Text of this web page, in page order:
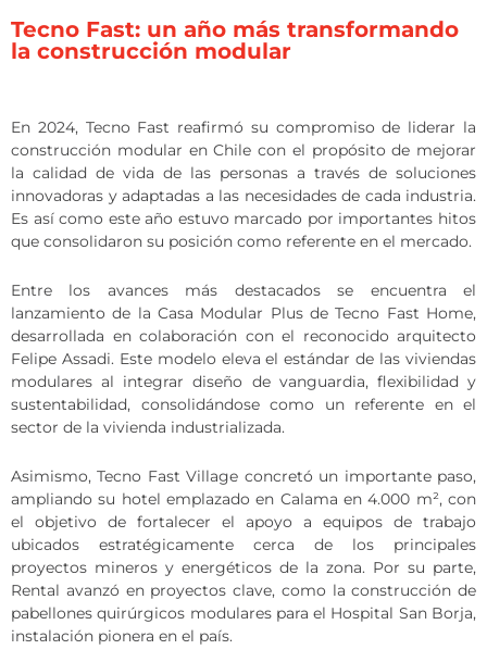
Tecno Fast: un año más transformando
la construcción modular
En 2024, Tecno Fast reafirmó su compromiso de liderar la
construcción modular en Chile con el propósito de mejorar
la calidad de vida de las personas a través de soluciones
innovadoras y adaptadas a las necesidades de cada industria.
Es así como este año estuvo marcado por importantes hitos
que consolidaron su posición como referente en el mercado.
Entre los avances más destacados se encuentra el
lanzamiento de la Casa Modular Plus de Tecno Fast Home,
desarrollada en colaboración con el reconocido arquitecto
Felipe Assadi. Este modelo eleva el estándar de las viviendas
modulares al integrar diseño de vanguardia, flexibilidad y
sustentabilidad, consolidándose como un referente en el
sector de la vivienda industrializada.
Asimismo, Tecno Fast Village concretó un importante paso,
ampliando su hotel emplazado en Calama en 4.000 m², con
el objetivo de fortalecer el apoyo a equipos de trabajo
ubicados estratégicamente cerca de los principales
proyectos mineros y energéticos de la zona. Por su parte,
Rental avanzó en proyectos clave, como la construcción de
pabellones quirúrgicos modulares para el Hospital San Borja,
instalación pionera en el país.